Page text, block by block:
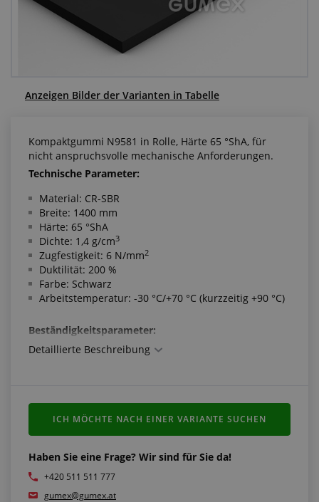
Anfragezentrum
Alles über den Einkauf
Anzeigen Bilder der Varianten in Tabelle
Kompaktgummi N9581 in Rolle, Härte 65 °ShA, für
nicht anspruchsvolle mechanische Anforderungen.
Technische Parameter:
Material: CR-SBR
Breite: 1400 mm
Härte: 65 °ShA
Dichte: 1,4 g/cm3
Zugfestigkeit: 6 N/mm2
Duktilität: 200 %
Farbe: Schwarz
Arbeitstemperatur: -30 °C/+70 °C (kurzzeitig +90 °C)
Beständigkeitsparameter:
Beständigkeit gegen Witterungseinflüsse: Mäßig
Beständigkeit gegen starke Basen: Mäßig beständig
Ölbeständigkeit: Nicht beständig
Beständigkeit gegen Benzin: Nicht beständig
Abriebfestigkeit: Nicht beständig
Detaillierte Beschreibung
Haben Sie eine Frage? Wir sind für Sie da!
+420 511 511 777
gumex@gumex.at
ICH MÖCHTE NACH EINER VARIANTE SUCHEN